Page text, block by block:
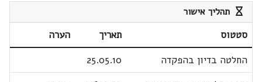
תהליך אישור
סטטוס תאריך
הערה
החלטה בדיון בהפקדה
25.05.10